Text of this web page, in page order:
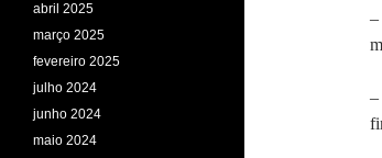
–
–
abril 2025
março 2025
fevereiro 2025
julho 2024
junho 2024
maio 2024